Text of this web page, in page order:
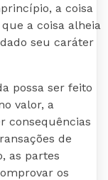
a coisa
a coisa alheia
seu caráter
possa ser feito
valor, a
consequências
de
as partes
os